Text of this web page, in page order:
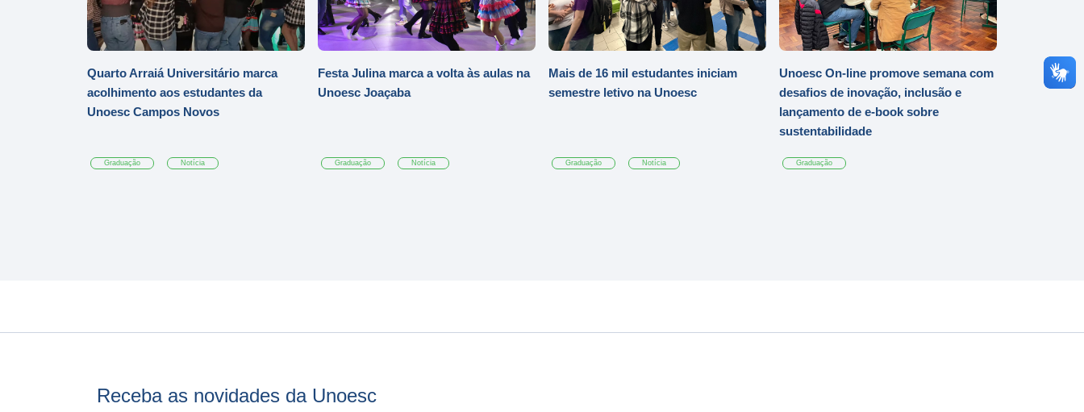
Quarto Arraiá Universitário marca
acolhimento aos estudantes da
Unoesc Campos Novos
Graduação Notícia
Festa Julina marca a volta às aulas na
Unoesc Joaçaba
Graduação Notícia
Mais de 16 mil estudantes iniciam
semestre letivo na Unoesc
Graduação Notícia
Unoesc On-line promove semana com
desafios de inovação, inclusão e
lançamento de e-book sobre
sustentabilidade
Graduação
Receba as novidades da Unoesc